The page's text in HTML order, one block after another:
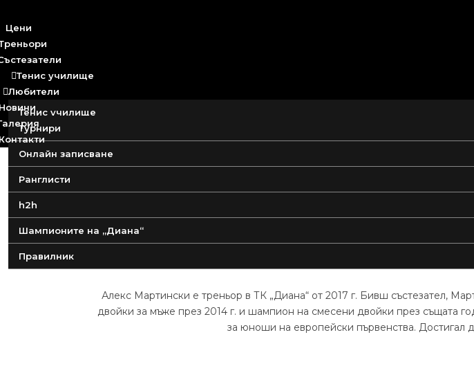
Цени
Тенис училище
Тенис училище
Детски лагер
Любители
Турнири
Онлайн записване
Ранглисти
h2h
Шампионите на „Диана“
Правилник Алекс
Алекс Мартински е треньор в ТК „Диана“ от 2017 г. Бивш състезател,
двойки за мъже през 2014 г. и шампион на смесени двойки през същата
за юноши на европейски първенства. Достигал